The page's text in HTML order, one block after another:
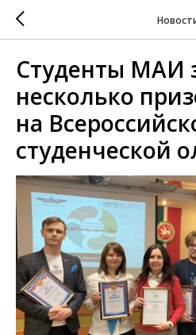
Студенты МАИ
несколько
на
студенческой